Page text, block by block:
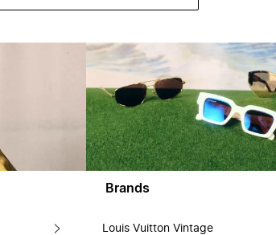
Brands
Louis Vuitton Vintage